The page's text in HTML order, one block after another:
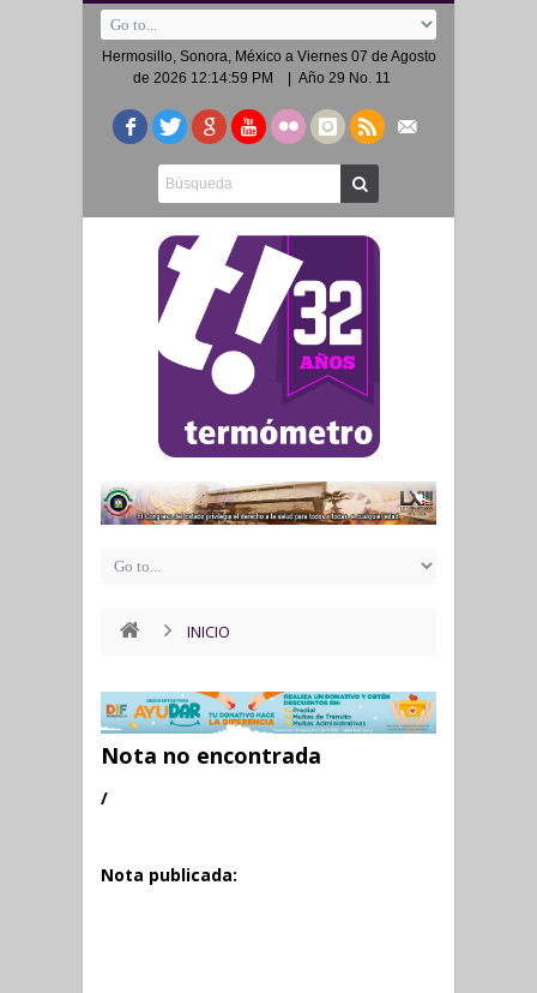
Hermosillo, Sonora, México a Viernes 07 de Agosto
de 2026 12:14:59 PM
| Año 29 No. 11
INICIO
Nota no encontrada
/
Nota publicada: